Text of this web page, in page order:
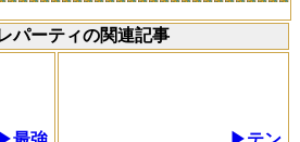
パーティの関連記事